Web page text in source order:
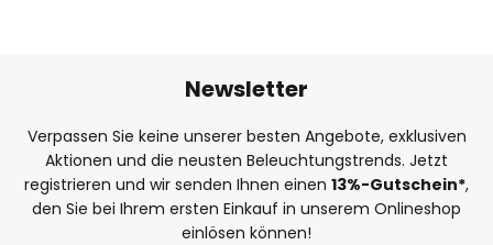
Newsletter
Verpassen Sie keine unserer besten Angebote, exklusiven
Aktionen und die neusten Beleuchtungstrends. Jetzt
registrieren und wir senden Ihnen einen 13%-Gutschein*,
den Sie bei Ihrem ersten Einkauf in unserem Onlineshop
einlösen können!